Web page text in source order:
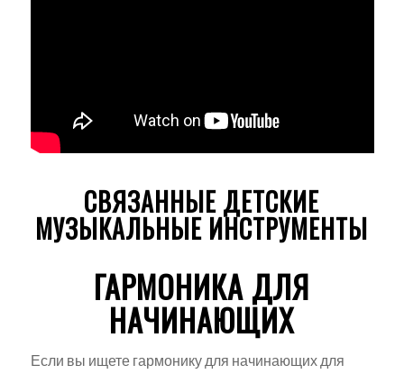
СВЯЗАННЫЕ ДЕТСКИЕ
МУЗЫКАЛЬНЫЕ ИНСТРУМЕНТЫ
ГАРМОНИКА ДЛЯ
НАЧИНАЮЩИХ
Если вы ищете гармонику для начинающих для